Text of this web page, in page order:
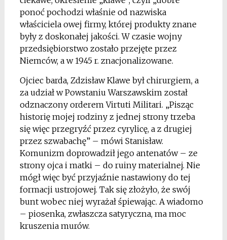
ponoć pochodzi właśnie od nazwiska
właściciela owej firmy, której produkty znane
były z doskonałej jakości. W czasie wojny
przedsiębiorstwo zostało przejęte przez
Niemców, a w 1945 r. znacjonalizowane.
Ojciec barda, Zdzisław Klawe był chirurgiem, a
za udział w Powstaniu Warszawskim został
odznaczony orderem Virtuti Militari. „Pisząc
historię mojej rodziny z jednej strony trzeba
się więc przegryźć przez cyrylicę, a z drugiej
przez szwabachę” – mówi Stanisław.
Komunizm doprowadził jego antenatów – ze
strony ojca i matki – do ruiny materialnej. Nie
mógł więc być przyjaźnie nastawiony do tej
formacji ustrojowej. Tak się złożyło, że swój
bunt wobec niej wyrażał śpiewając. A wiadomo
– piosenka, zwłaszcza satyryczna, ma moc
kruszenia murów.